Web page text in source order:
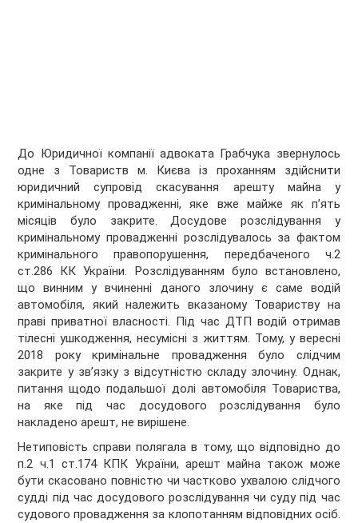
До Юридичної компанії адвоката Грабчука звернулось
одне з Товариств м. Києва із проханням здійснити
юридичний супровід скасування арешту майна у
кримінальному провадженні, яке вже майже як п’ять
місяців було закрите. Досудове розслідування у
кримінальному провадженні розслідувалось за фактом
кримінального правопорушення, передбаченого ч.2
ст.286 КК України. Розслідуванням було встановлено,
що винним у вчиненні даного злочину є саме водій
автомобіля, який належить вказаному Товариству на
праві приватної власності. Під час ДТП водій отримав
тілесні ушкодження, несумісні з життям. Тому, у вересні
2018 року кримінальне провадження було слідчим
закрите у зв’язку з відсутністю складу злочину. Однак,
питання щодо подальшої долі автомобіля Товариства,
на яке під час досудового розслідування було
накладено арешт, не вирішене.
Нетиповість справи полягала в тому, що відповідно до
п.2 ч.1 ст.174 КПК України, арешт майна також може
бути скасовано повністю чи частково ухвалою слідчого
судді під час досудового розслідування чи суду під час
судового провадження за клопотанням відповідних осіб.